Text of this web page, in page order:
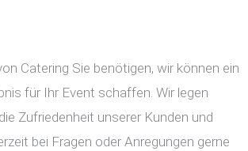
Catering Sie benötigen, wir können ein
für Ihr Event schaffen. Wir legen
Zufriedenheit unserer Kunden und
bei Fragen oder Anregungen gerne